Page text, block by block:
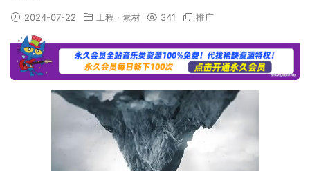
2024-07-22 工程 · 素材 341 推广